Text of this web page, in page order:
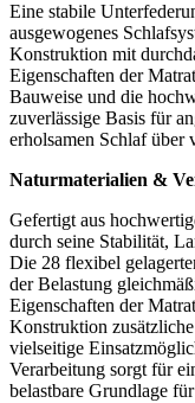
Eine stabile
ausgewogenes
Konstruktion mit
Eigenschaften der
Bauweise und die
zuverlässige Basis für
erholsamen Schlaf über
Naturmaterialien &
Gefertigt aus
durch seine Stabilität,
Die 28 flexibel
der Belastung
Eigenschaften der
Konstruktion
vielseitige
Verarbeitung sorgt für
belastbare Grundlage